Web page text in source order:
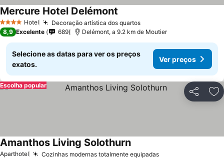
4 EstrelasHotel Decoração artística dos quartos
Mercure Hotel Delémont
8,9 Excelente 689 Delémont, a 9.2 km de Moutier
Selecione as datas para ver os preços
exatos.
Ver preços
Partilhar
Escolha popular
Aparthotel Cozinhas modernas totalmente equipadas
Amanthos Living Solothurn